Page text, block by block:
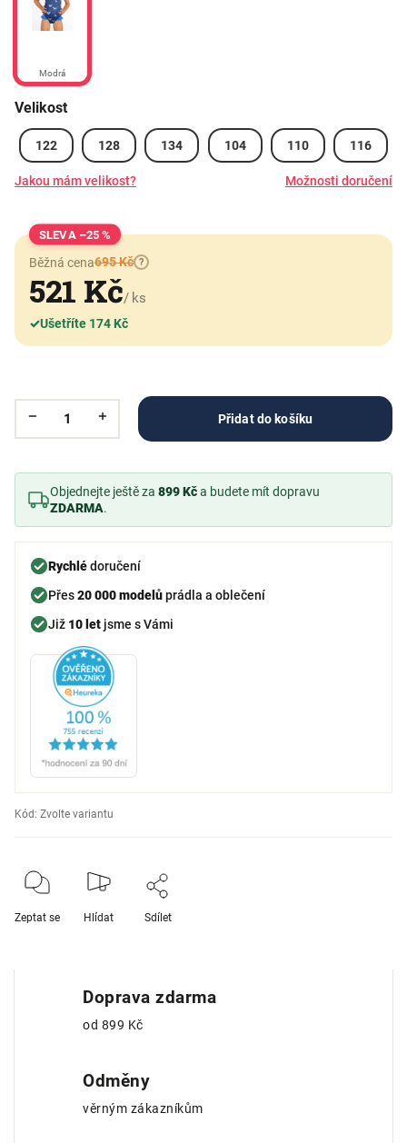
Modrá
Velikost
122 128 134 104 110 116
Jakou mám velikost? Možnosti doručení
–25 %
Běžná cena695 Kč ?
521 Kč/ ks
✓Ušetříte 174 Kč
Přidat do košíku
Objednejte ještě za 899 Kča budete mít dopravu
ZDARMA.
Rychlédoručení
Přes20 000 modelůprádla a oblečení
Již 10 let jsme s Vámi
Kód: Zvolte variantu
Zeptat se Hlídat Sdílet
Doprava zdarma
od 899 Kč
Odměny
věrným zákazníkům